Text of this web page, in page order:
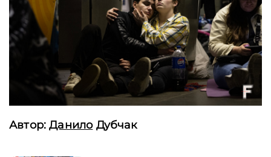
Автор:ДанилоДубчак